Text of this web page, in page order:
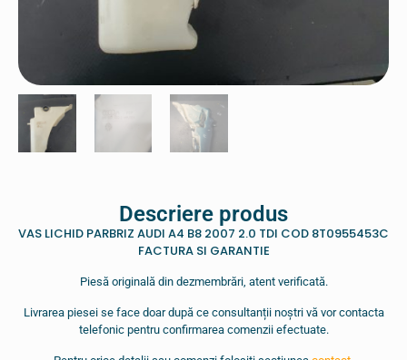
Descriere produs
VAS LICHID PARBRIZ AUDI A4 B8 2007 2.0 TDI COD 8T0955453C
FACTURA SI GARANTIE
Piesă originală din dezmembrări, atent verificată.
Livrarea piesei se face doar după ce consultanții noștri vă vor contacta
telefonic pentru confirmarea comenzii efectuate.